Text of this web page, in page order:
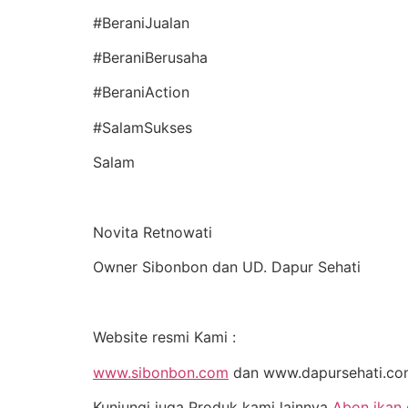
#BeraniJualan
#BeraniBerusaha
#BeraniAction
#SalamSukses
Salam
Novita Retnowati
Owner Sibonbon dan UD. Dapur Sehati
Website resmi Kami :
www.sibonbon.com dan